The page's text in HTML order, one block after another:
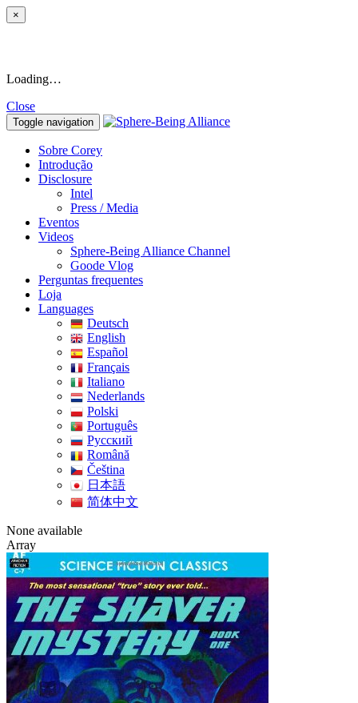
×
Loading…
Close
Toggle navigation
Sobre Corey
Introdução
Disclosure
Intel
Press / Media
Eventos
Videos
Sphere-Being Alliance Channel
Goode Vlog
Perguntas frequentes
Loja
Languages
Deutsch
English
Español
Français
Italiano
Nederlands
Polski
Português
Pусский
Română
Čeština
日本語
简体中文
None available
Array